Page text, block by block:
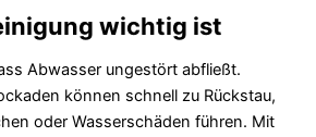
wichtig ist
Abwasser ungestört abfließt.
können schnell zu Rückstau,
oder Wasserschäden führen. Mit